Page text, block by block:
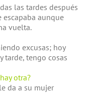
las tardes después
escapaba aunque
vuelta.
excusas; hoy
tarde, tengo cosas
otra?
da a su mujer